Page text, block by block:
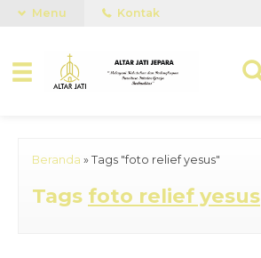
Menu Kontak
Beranda » Tags "foto relief yesus"
Tags foto relief yesus